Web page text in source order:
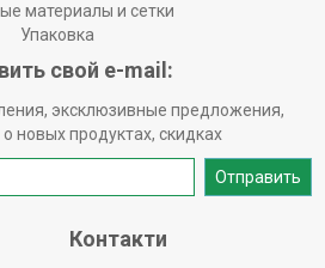
материалы и сетки
Упаковка
свой e-mail:
эксклюзивные предложения,
новых продуктах, скидках
Отправить
Контакти